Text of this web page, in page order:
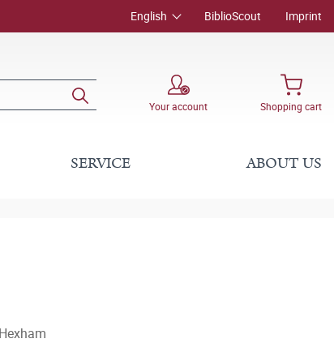
English BiblioScout Imprint
Your account Shopping cart
SERVICE ABOUT US